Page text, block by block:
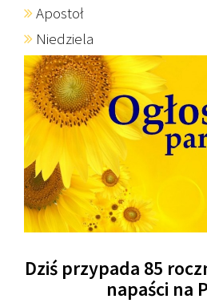
Apostoł
Niedziela
Dziś przypada 85
napaści na